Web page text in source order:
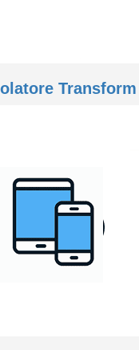
Transform